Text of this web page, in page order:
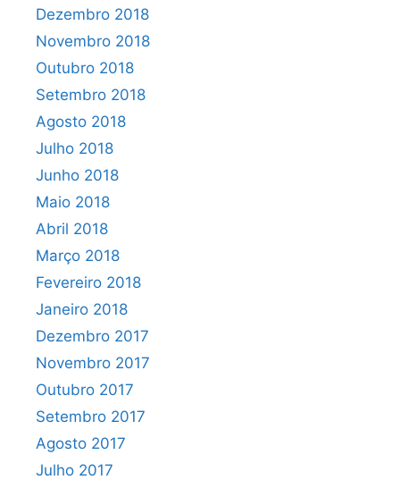
Dezembro 2018
Novembro 2018
Outubro 2018
Setembro 2018
Agosto 2018
Julho 2018
Junho 2018
Maio 2018
Abril 2018
Março 2018
Fevereiro 2018
Janeiro 2018
Dezembro 2017
Novembro 2017
Outubro 2017
Setembro 2017
Agosto 2017
Julho 2017